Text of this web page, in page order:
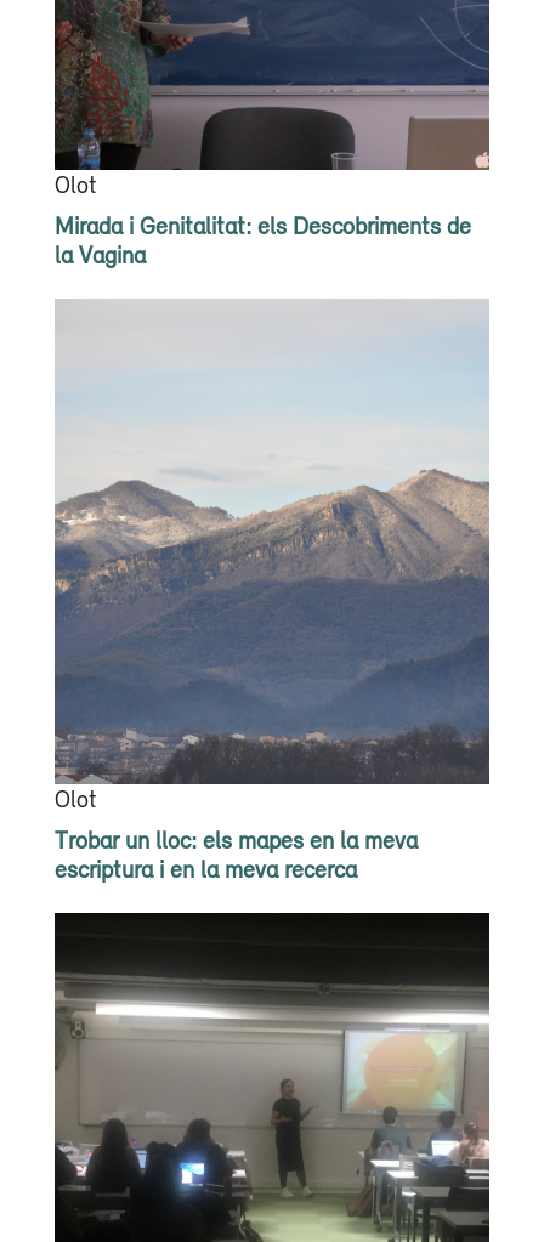
Olot
Mirada i Genitalitat: els Descobriments de
la Vagina
Olot
Trobar un lloc: els mapes en la meva
escriptura i en la meva recerca